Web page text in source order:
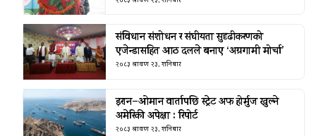
संविधान संशोधन र संघीयता सुदृढीकरणको
एजेन्डासहित आठ दलले बनाए ‘अग्रगामी मोर्चा’
२०८३ श्रावण २३, शनिबार
इरान–ओमान वार्तापछि स्ट्रेट अफ होर्मुज खुल्ने
अमेरिकी अपेक्षा : रिपोर्ट
२०८३ श्रावण २३, शनिबार